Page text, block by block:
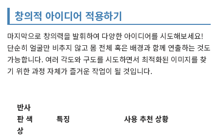
창의적 아이디어 적용하기
마지막으로 창의력을 발휘하여 다양한 아이디어를 시도해보세요!
단순히 얼굴만 비추지 않고 몸 전체 혹은 배경과 함께 연출하는 것도
가능합니다. 여러 각도와 구도를 시도하면서 최적화된 이미지를 찾
기 위한 과정 자체가 즐거운 작업이 될 것입니다.
반사
판 색
상
특징 사용 추천 상황